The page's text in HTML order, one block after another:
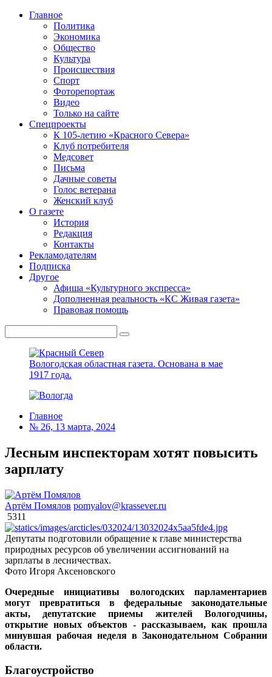
Главное
Политика
Экономика
Общество
Культура
Происшествия
Спорт
Фоторепортаж
Видео
Только на сайте
Спецпроекты
К 105-летию «Красного Севера»
Клуб потребителя
Медсовет
Письма
Дачные советы
Голос ветерана
Женский клуб
О газете
История
Редакция
Контакты
Рекламодателям
Подписка
Другое
Афиша «Культурного экспресса»
Дополненная реальность «КС Живая газета»
Правовая помощь
Вологодская областная газета. Основана в мае
1917 года.
Главное
№ 26, 13 марта, 2024
Лесным инспекторам хотят повысить
зарплату
Артём Помялов pomyalov@krassever.ru
5311
Депутаты подготовили обращение к главе министерства
природных ресурсов об увеличении ассигнований на
зарплаты в лесничествах.
Фото Игоря Аксеновского
Очередные инициативы вологодских парламентариев
могут превратиться в федеральные законодательные
акты, депутатские приемы жителей Вологодчины,
открытие новых объектов - рассказываем, как прошла
минувшая рабочая неделя в Законодательном Собрании
области.
Благоустройство